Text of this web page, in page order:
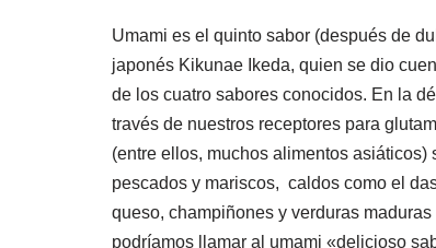
Umami es el quinto sabor (después de
japonés Kikunae Ikeda, quien se dio
de los cuatro sabores conocidos. En la
través de nuestros receptores para
(entre ellos, muchos alimentos
pescados y mariscos, caldos como el
queso, champiñones y verduras
podríamos llamar al umami «delicioso